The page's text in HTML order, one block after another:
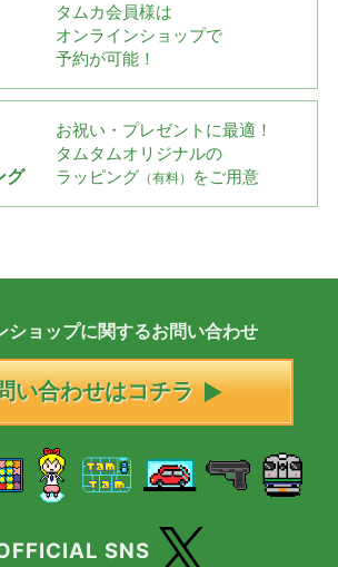
タムカ会員様は
オンラインショップで
予約が可能！
グ
お祝い・プレゼントに最適！
タムタムオリジナルの
ラッピング （有料） をご用意
ショップに関するお問い合わせ
い合わせはコチラ
SNS